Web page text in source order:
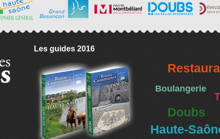
Les guides 2016
Boulangerie
Doubs
Haute-